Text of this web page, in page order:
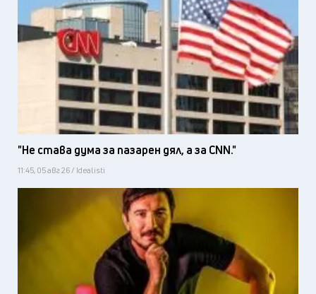
"Не става дума за пазарен дял, а за CNN."
11:45, 05 авг 26 / Idealisti